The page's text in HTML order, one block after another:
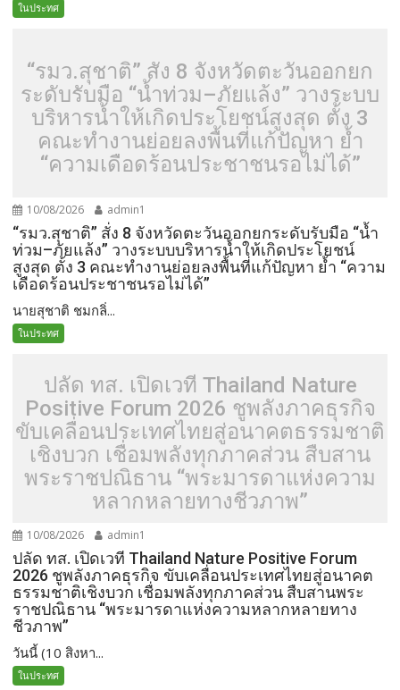
ในประทศ
“รมว.สุชาติ” สั่ง 8 จังหวัดตะวันออกยก
ระดับรับมือ “น้ำท่วม–ภัยแล้ง” วางระบบ
บริหารน้ำให้เกิดประโยชน์สูงสุด ตั้ง 3
คณะทำงานย่อยลงพื้นที่แก้ปัญหา ย้ำ
“ความเดือดร้อนประชาชนรอไม่ได้”
10/08/2026 admin1
“รมว.สุชาติ” สั่ง 8 จังหวัดตะวันออกยกระดับรับมือ “น้ำ
ท่วม–ภัยแล้ง” วางระบบบริหารน้ำให้เกิดประโยชน์
สูงสุด ตั้ง 3 คณะทำงานย่อยลงพื้นที่แก้ปัญหา ย้ำ “ความ
เดือดร้อนประชาชนรอไม่ได้”
นายสุชาติ ชมกลิ่...
ในประทศ
ปลัด ทส. เปิดเวที Thailand Nature
Positive Forum 2026 ชูพลังภาคธุรกิจ
ขับเคลื่อนประเทศไทยสู่อนาคตธรรมชาติ
เชิงบวก เชื่อมพลังทุกภาคส่วน สืบสาน
พระราชปณิธาน “พระมารดาแห่งความ
หลากหลายทางชีวภาพ”
10/08/2026 admin1
ปลัด ทส. เปิดเวที Thailand Nature Positive Forum
2026 ชูพลังภาคธุรกิจ ขับเคลื่อนประเทศไทยสู่อนาคต
ธรรมชาติเชิงบวก เชื่อมพลังทุกภาคส่วน สืบสานพระ
ราชปณิธาน “พระมารดาแห่งความหลากหลายทาง
ชีวภาพ”
วันนี้ (10 สิงหา...
ในประทศ